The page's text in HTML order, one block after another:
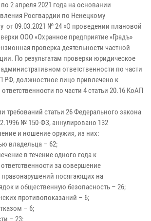
2 апреля 2021 года на основании
Росгвардии по Ненецкому
от 09.03.2021 № 24 «О проведении плановой
ООО «Охранное предприятие «Градъ»
проверка деятельности частной
По результатам проверки юридическое
ответственности по части
РФ, должностное лицо привлечено к
по части 4 статьи 20.16 КоАП
требований статьи 26 Федерального закона
№ 150-ФЗ, аннулировано 132
и ношение оружия, из них:
владельца – 62;
в течение одного года к
за совершение
посягающих на
и общественную безопасность – 26;
противопоказаний – 6;
– 6;
– 23;